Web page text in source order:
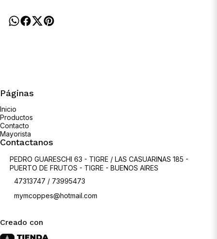
Páginas
Inicio
Productos
Contacto
Mayorista
Contactanos
PEDRO GUARESCHI 63 - TIGRE / LAS CASUARINAS 185 -
PUERTO DE FRUTOS - TIGRE - BUENOS AIRES
47313747 / 73995473
mymcoppes@hotmail.com
Creado con